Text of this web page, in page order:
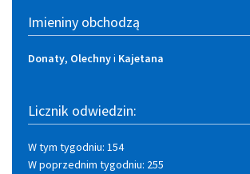
Imieniny obchodzą
Donaty, Olechnyi Kajetana
Licznik odwiedzin:
W tym tygodniu: 154
W poprzednim tygodniu: 255